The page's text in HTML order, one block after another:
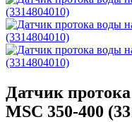
Датчик
MSC 350-400